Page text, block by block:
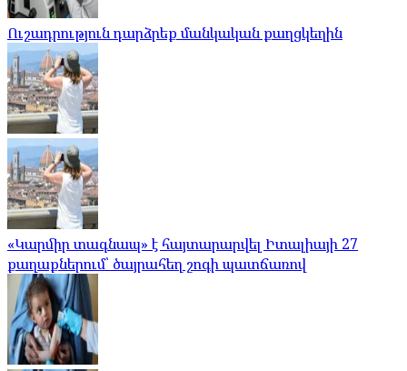
Ուշադրություն դարձրեք մանկական քաղցկեղին
«Կարմիր տագնապ» է հայտարարվել Իտալիայի 27
քաղաքներում՝ ծայրահեղ շոգի պատճառով